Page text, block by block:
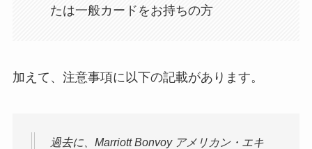
たは一般カードをお持ちの方
加えて、注意事項に以下の記載があります。
過去に、Marriott Bonvoy アメリカン・エキ